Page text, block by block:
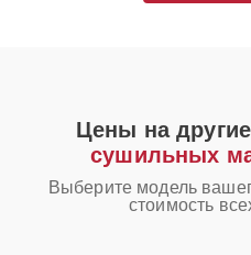
Цены на
сушильных
Выберите модель
стоимость